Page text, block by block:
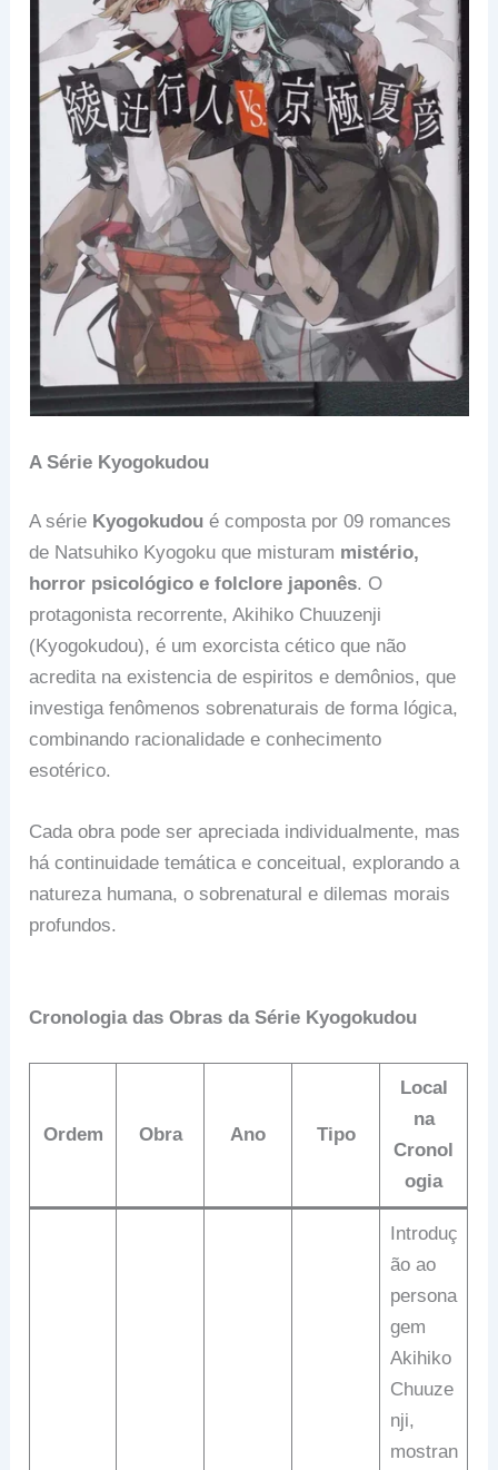
A Série Kyogokudou
A série Kyogokudou é composta por 09 romances
de Natsuhiko Kyogoku que misturam mistério,
horror psicológico e folclore japonês. O
protagonista recorrente, Akihiko Chuuzenji
(Kyogokudou), é um exorcista cético que não
acredita na existencia de espiritos e demônios, que
investiga fenômenos sobrenaturais de forma lógica,
combinando racionalidade e conhecimento
esotérico.
Cada obra pode ser apreciada individualmente, mas
há continuidade temática e conceitual, explorando a
natureza humana, o sobrenatural e dilemas morais
profundos.
Cronologia das Obras da Série Kyogokudou
Ordem Obra Ano Tipo
Local
na
Cronol
ogia
Introduç
ão ao
persona
gem
Akihiko
Chuuze
nji,
mostran